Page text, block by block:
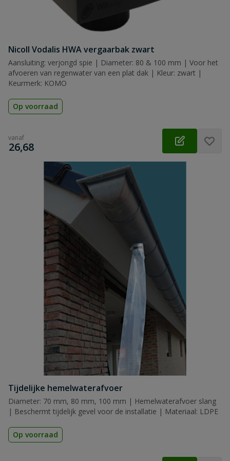
Nicoll Vodalis HWA vergaarbak zwart
Aansluiting: verjongd spie | Diameter: 80 & 100 mm | Voor het
afvoeren van regenwater van een plat dak | Kleur: zwart |
Keurmerk: KOMO
Op voorraad
vanaf
€
26,68
Tijdelijke hemelwaterafvoer
Diameter: 70 mm, 80 mm, 100 mm | Hemelwaterafvoer slang
| Beschermt tijdelijk gevel voor de installatie | Materiaal: LDPE
Op voorraad